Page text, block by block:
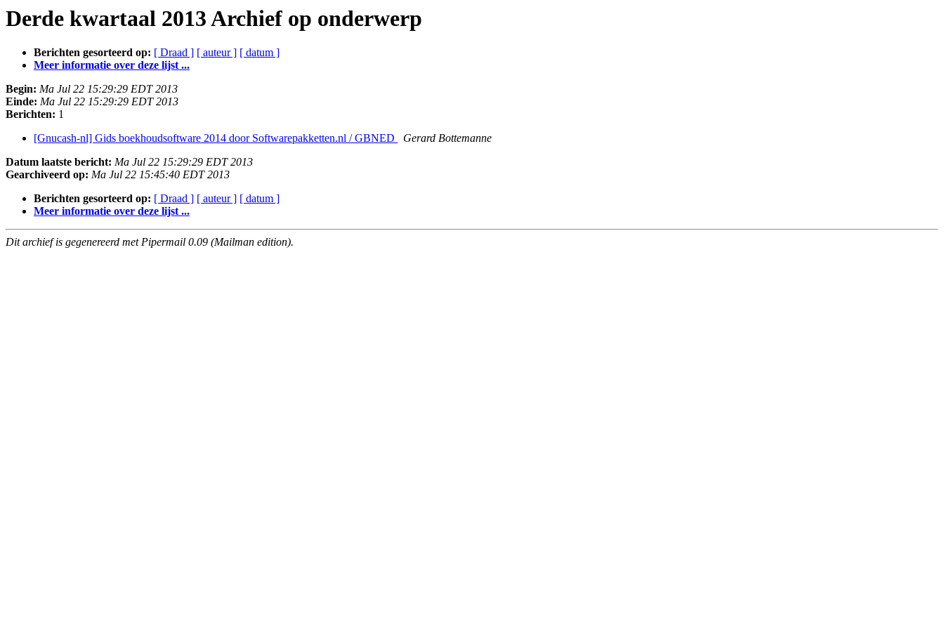
Derde kwartaal 2013 Archief op onderwerp
Berichten gesorteerd op: [ Draad ] [ auteur ] [ datum ]
Meer informatie over deze lijst ...
Begin: Ma Jul 22 15:29:29 EDT 2013
Einde: Ma Jul 22 15:29:29 EDT 2013
Berichten: 1
[Gnucash-nl] Gids boekhoudsoftware 2014 door Softwarepakketten.nl / GBNED
Gerard Bottemanne
Datum laatste bericht: Ma Jul 22 15:29:29 EDT 2013
Gearchiveerd op: Ma Jul 22 15:45:40 EDT 2013
Berichten gesorteerd op: [ Draad ] [ auteur ] [ datum ]
Meer informatie over deze lijst ...
Dit archief is gegenereerd met Pipermail 0.09 (Mailman edition).